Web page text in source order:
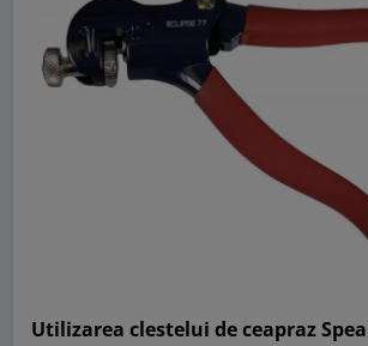
Utilizarea clestelui de ceapraz